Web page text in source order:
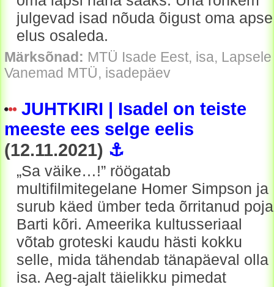
julgevad isad nõuda õigust oma apse
elus osaleda.
Märksõnad: MTÜ Isade Eest, isa, Lapsele
Vanemad MTÜ, isadepäev
JUHTKIRI | Isadel on teiste
meeste ees selge eelis
(12.11.2021) ⚓
„Sa väike…!” röögatab
multifilmitegelane Homer Simpson ja
surub käed ümber teda õrritanud poja
Barti kõri. Ameerika kultusseriaal
võtab groteski kaudu hästi kokku
selle, mida tähendab tänapäeval olla
isa. Aeg-ajalt täielikku pimedat